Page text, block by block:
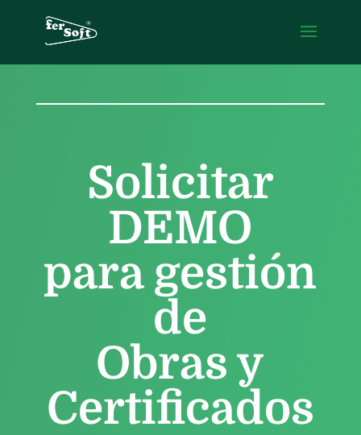
Solicitar
DEMO
para gestión
de
Obras y
Certificados